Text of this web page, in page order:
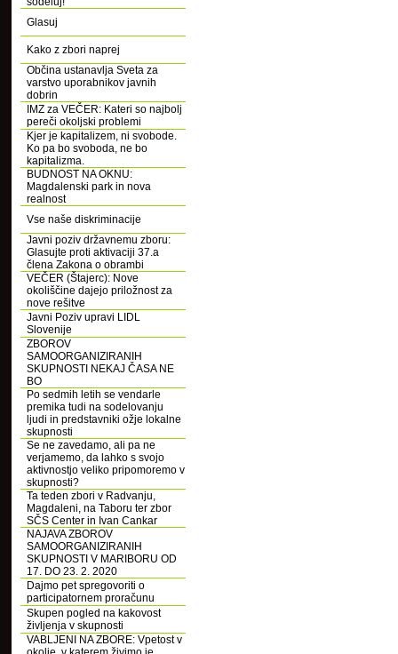
Glasuj
Kako z zbori naprej
Občina ustanavlja Sveta za
varstvo uporabnikov javnih
dobrin
IMZ za VEČER: Kateri so najbolj
pereči okoljski problemi
Kjer je kapitalizem, ni svobode.
Ko pa bo svoboda, ne bo
kapitalizma.
BUDNOST NA OKNU:
Magdalenski park in nova
realnost
Vse naše diskriminacije
Javni poziv državnemu zboru:
Glasujte proti aktivaciji 37.a
člena Zakona o obrambi
VEČER (Štajerc): Nove
okoliščine dajejo priložnost za
nove rešitve
Javni Poziv upravi LIDL
Slovenije
ZBOROV
SAMOORGANIZIRANIH
SKUPNOSTI NEKAJ ČASA NE
BO
Po sedmih letih se vendarle
premika tudi na sodelovanju
ljudi in predstavniki ožje lokalne
skupnosti
Se ne zavedamo, ali pa ne
verjamemo, da lahko s svojo
aktivnostjo veliko pripomoremo v
skupnosti?
Ta teden zbori v Radvanju,
Magdaleni, na Taboru ter zbor
SČS Center in Ivan Cankar
NAJAVA ZBOROV
SAMOORGANIZIRANIH
SKUPNOSTI V MARIBORU OD
17. DO 23. 2. 2020
Dajmo pet spregovoriti o
participatornem proračunu
Skupen pogled na kakovost
življenja v skupnosti
VABLJENI NA ZBORE: Vpetost v